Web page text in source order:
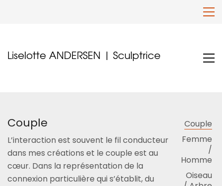
Liselotte ANDERSEN | Sculptrice
Couple
L’interaction est souvent le fil conducteur
dans mes créations et le couple est au
cœur. Dans la représentation de la
connexion particulière qui s’établit, du
Couple
Femme
/
Homme
Oiseau